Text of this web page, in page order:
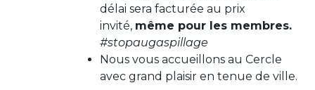
délai sera facturée au prix
invité, même pour les membres.
#stopaugaspillage
Nous vous accueillons au Cercle
avec grand plaisir en tenue de ville.